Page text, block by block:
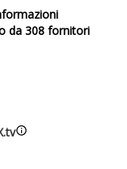
da 308 fornitori